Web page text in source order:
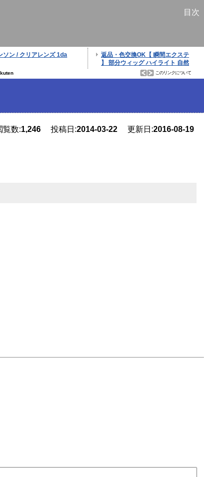
目次
数:1,246 投稿日:2014-03-22 更新日:2016-08-19